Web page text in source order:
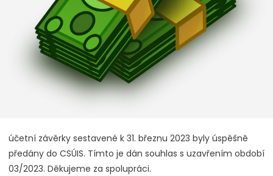
účetní závěrky sestavené k 31. březnu 2023 byly úspěšně
předány do CSÚIS. Tímto je dán souhlas s uzavřením období
03/2023. Děkujeme za spolupráci.